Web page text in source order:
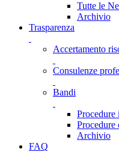
Tutte le
Archivio
Trasparenza
Accertamento
Consulenze
Bandi
Procedure
Procedure
Archivio
FAQ